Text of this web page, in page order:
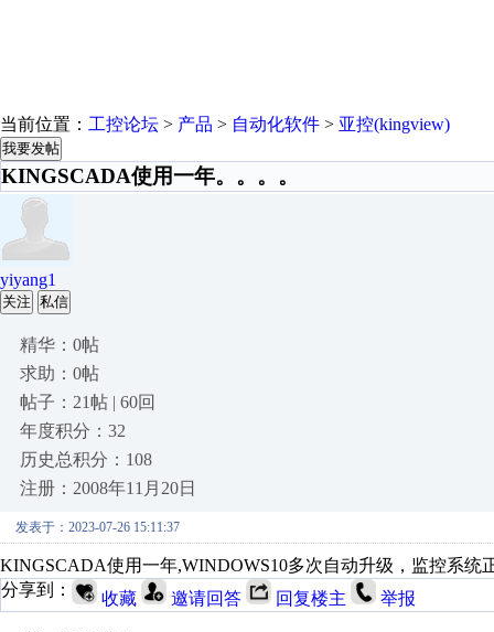
当前位置： 工控论坛 > 产品 > 自动化软件 > 亚控(kingview)
我要发帖
KINGSCADA使用一年。。。。
yiyang1
关注 私信
精华：0帖
求助：0帖
帖子：21帖 | 60回
年度积分：32
历史总积分：108
注册：2008年11月20日
发表于：2023-07-26 15:11:37
KINGSCADA使用一年,WINDOWS10多次自动升级，监控系统
分享到：
收藏 邀请回答 回复楼主 举报